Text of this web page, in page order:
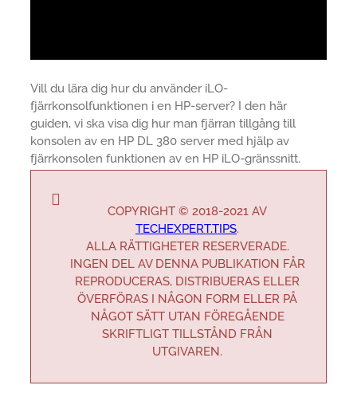
Vill du lära dig hur du använder iLO-
fjärrkonsolfunktionen i en HP-server? I den här
guiden, vi ska visa dig hur man fjärran tillgång till
konsolen av en HP DL 380 server med hjälp av
fjärrkonsolen funktionen av en HP iLO-gränssnitt.
COPYRIGHT © 2018-2021 AV
TECHEXPERT.TIPS.
ALLA RÄTTIGHETER RESERVERADE.
INGEN DEL AV DENNA PUBLIKATION FÅR
REPRODUCERAS, DISTRIBUERAS ELLER
ÖVERFÖRAS I NÅGON FORM ELLER PÅ
NÅGOT SÄTT UTAN FÖREGÅENDE
SKRIFTLIGT TILLSTÅND FRÅN
UTGIVAREN.